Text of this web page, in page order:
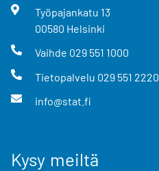
Työpajankatu 13
00580 Helsinki
Vaihde 029 551 1000
Tietopalvelu 029 551 2220
info@stat.fi
Kysy meiltä